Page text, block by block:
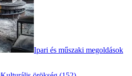
Ipari és műszaki megoldások